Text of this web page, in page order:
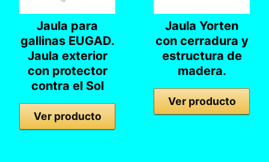
Jaula para
gallinas EUGAD.
Jaula exterior
con protector
contra el Sol
Ver producto
Jaula Yorten
con cerradura y
estructura de
madera.
Ver producto